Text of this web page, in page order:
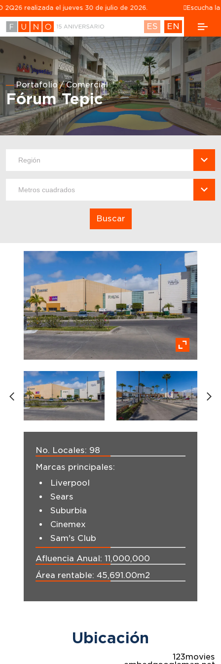
realizada el jueves 30 de julio de 2026. Escucha la
ES EN
Portafolio Comercial
Fórum Tepic
Buscar
No. Locales: 98
Marcas principales:
Liverpool
Sears
Suburbia
Cinemex
Sam's Club
Afluencia Anual: 11,000,000
Área rentable: 45,691.00m2
Ubicación
123movies